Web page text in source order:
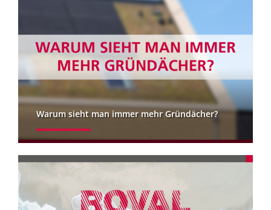
Warum sieht man immer mehr Gründächer?